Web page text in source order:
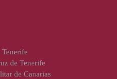
de Tenerife
de Canarias